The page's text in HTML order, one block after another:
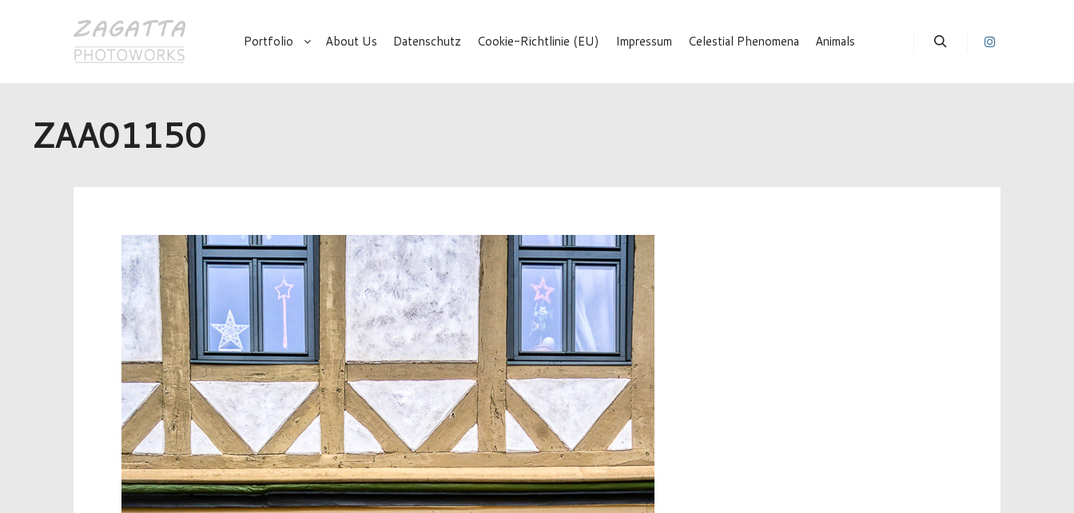
Portfolio About Us Datenschutz Cookie-Richtlinie (EU) Impressum Celestial Phenomena Animals
ZAA01150